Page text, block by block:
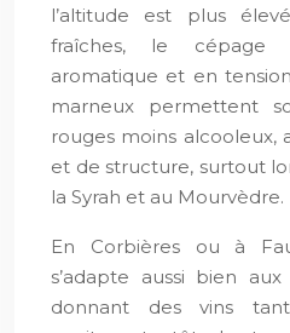
l’altitude est plus
fraîches, le cépage
aromatique et en
marneux permettent
rouges moins alcooleux,
et de structure, surtout
la Syrah et au Mourvèdre.
En Corbières ou à
s’adapte aussi bien aux
donnant des vins